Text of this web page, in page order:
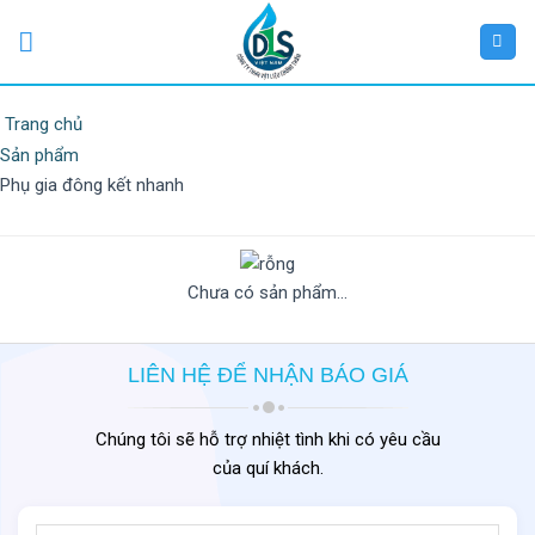
Trang chủ
Sản phẩm
Phụ gia đông kết nhanh
Chưa có sản phẩm...
LIÊN HỆ ĐỂ NHẬN BÁO GIÁ
Chúng tôi sẽ hỗ trợ nhiệt tình khi có yêu cầu
của quí khách.